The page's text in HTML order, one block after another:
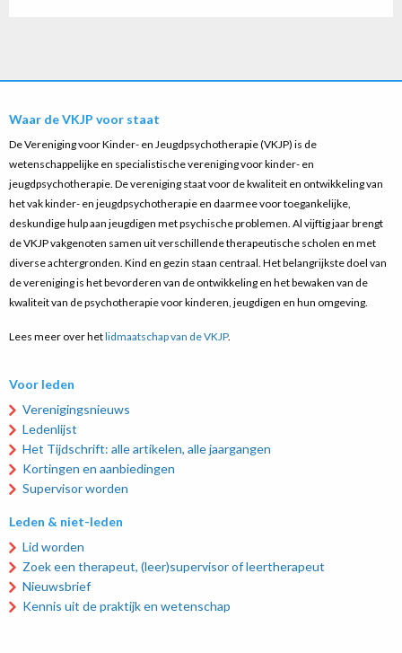
Waar de VKJP voor staat
De Vereniging voor Kinder- en Jeugdpsychotherapie (VKJP) is de
wetenschappelijke en specialistische vereniging voor kinder- en
jeugdpsychotherapie. De vereniging staat voor de kwaliteit en ontwikkeling van
het vak kinder- en jeugdpsychotherapie en daarmee voor toegankelijke,
deskundige hulp aan jeugdigen met psychische problemen. Al vijftig jaar brengt
de VKJP vakgenoten samen uit verschillende therapeutische scholen en met
diverse achtergronden. Kind en gezin staan centraal. Het belangrijkste doel van
de vereniging is het bevorderen van de ontwikkeling en het bewaken van de
kwaliteit van de psychotherapie voor kinderen, jeugdigen en hun omgeving.
Lees meer over hetlidmaatschap van de VKJP.
Voor leden
Verenigingsnieuws
Ledenlijst
Het Tijdschrift: alle artikelen, alle jaargangen
Kortingen en aanbiedingen
Supervisor worden
Leden & niet-leden
Lid worden
Zoek een therapeut, (leer)supervisor of leertherapeut
Nieuwsbrief
Kennis uit de praktijk en wetenschap